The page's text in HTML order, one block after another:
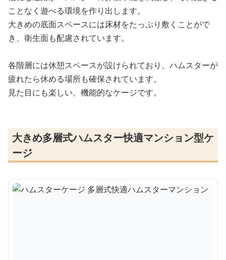
ことなく遊べる環境を作り出します。
大きめの底面スペースには床材をたっぷり敷くことがで
き、衛生面も配慮されています。
各階層には休憩スペースが設けられており、ハムスターが
疲れたら休める場所も確保されています。
見た目にも楽しい、機能的なケージです。
大きめ多層式ハムスター快適マンション型ケ
ージ